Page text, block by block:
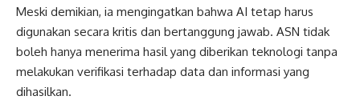
Meski demikian, ia mengingatkan bahwa AI tetap harus
digunakan secara kritis dan bertanggung jawab. ASN tidak
boleh hanya menerima hasil yang diberikan teknologi tanpa
melakukan verifikasi terhadap data dan informasi yang
dihasilkan.